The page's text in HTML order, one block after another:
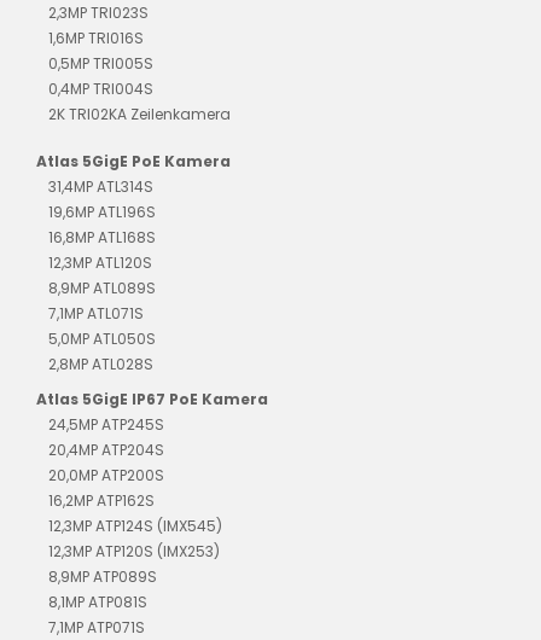
2,3MP TRI023S
1,6MP TRI016S
0,5MP TRI005S
0,4MP TRI004S
2K TRI02KA Zeilenkamera
Atlas 5GigE PoE Kamera
31,4MP ATL314S
19,6MP ATL196S
16,8MP ATL168S
12,3MP ATL120S
8,9MP ATL089S
7,1MP ATL071S
5,0MP ATL050S
2,8MP ATL028S
Atlas 5GigE IP67 PoE Kamera
24,5MP ATP245S
20,4MP ATP204S
20,0MP ATP200S
16,2MP ATP162S
12,3MP ATP124S (IMX545)
12,3MP ATP120S (IMX253)
8,9MP ATP089S
8,1MP ATP081S
7,1MP ATP071S